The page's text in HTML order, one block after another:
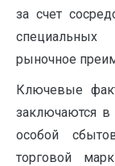
за счет
специальных
рыночное
Ключевые
заключаются в
особой
торговой